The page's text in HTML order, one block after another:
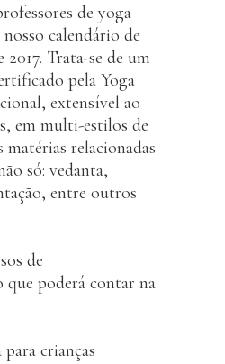
de yoga
calendário de
2017. Trata-se de um
pela Yoga
extensível ao
em multi-estilos de
matérias relacionadas
só: vedanta,
entre outros
de
que poderá contar na
crianças